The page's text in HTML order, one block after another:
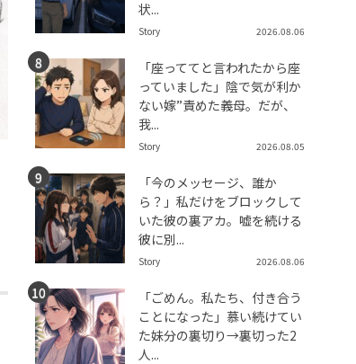
状...
Story 2026.08.06
「座っててと言われたから座
っていました」陰で気が利か
ない嫁”責めた義母。だが、
我...
Story 2026.08.05
「今のメッセージ、誰か
ら？」私だけをブロックして
いた彼の裏アカ。嘘を続ける
彼に別...
Story 2026.08.06
「ごめん。私たち、付き合う
ことになった」慕い続けてい
た妹分の裏切り→裏切った2
人...